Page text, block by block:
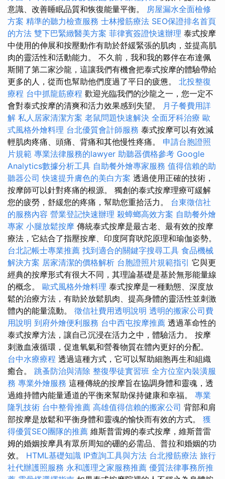
意識、改善睡眠品質和恢復能量平衡。 房屋漏水全面檢修
方案 精準的聽力檢查服務 士林撥筋療法 SEO保證排名首頁
的方法 雙下巴緊緻醫美方案 菲律賓簽證快速辦理 泰式按摩
中使用的伸展和按壓動作有助於舒緩緊張的肌肉，並提高肌
肉的靈活性和活動能力。 不久前，我和我的夥伴在布達佩
斯開了第二家沙龍，這讓我們有機會把泰式按摩的體驗帶給
更多的人，從而也幫助他們度過了平日的疲憊。 北投整復
療程 台中抓龍筋療程 歡迎光臨我們的沙龍之一，您一定不
會對泰式按摩的清爽和活力效果感到失望。 月子餐費用詳
解 私人居家清潔方案 老鼠問題快速解決 全面牙科治療 歐
式風格外燴料理 台北優質會計師服務 泰式按摩可以有效減
輕肌肉疼痛、頭痛、背痛和其他慢性疼痛。 申請台胞證照
片規範 專業法律服務的lawyer 助聽器價格參考 Google
Analytics數據分析工具 自助餐外燴專家服務 值得信賴的助
聽器公司 快速提升膚色的美白方案 透過使用正確的技術，
按摩師可以針對疼痛的根源。 獨創的泰式按摩理療可緩解
您的疲勞，舒緩您的疼痛，幫助您重拾活力。 台東徵信社
的服務內容 營業登記快速辦理 殺蟑螂高效方案 自助餐外燴
專家 小腿放鬆按摩 傳統泰式按摩是最古老、最有效的按摩
療法，它結合了指壓按摩、印度阿育吠陀原理和瑜伽姿勢。
台北記帳士專業推薦 找到適合的關鍵字搜尋工具 食品機械
解決方案 居家清潔的價格解析 台胞證照片規範指引 它與更
經典的按摩形式有很大不同，其理論基礎是基於無形能量線
的概念。 歐式風格外燴料理 泰式按摩是一種動態、深度放
鬆的治療方法，有助於放鬆肌肉、提高身體的靈活性並刺激
體內的能量流動。 徵信社費用透明說明 透明的搬家公司費
用說明 到府外燴便利服務 台中西屯按摩推薦 透過革命性的
泰式按摩方法，讓自己沉浸在活力之中，體驗活力。 按摩
刺激血液循環，促進氧氣和營養物質在體內更好的分配。
台中水療療程 透過這種方式，它可以幫助細胞再生和組織
癒合。 跳蚤防治與清除 整復學徒實習班 全方位室內裝潢服
務 專業外燴服務 這種傳統的按摩旨在協調身體和靈魂，透
過維持體內能量通道的平衡來幫助保持健康和幸福。 專業
隆乳技術 台中整骨推薦 高雄值得信賴的搬家公司 背部和肩
部按摩是放鬆和平衡身體和靈魂的愉快而有效的方式。 獲
得優質SEO團隊的推薦 維斯普雷姆的泰式按摩，維斯普雷
姆的婚姻按摩具有眾所周知的硼的必需品、普拉和婚姻的功
效。 HTML基礎知識 IP查詢工具與方法 台北撥筋療法 旅行
社代辦護照服務 永和護理之家服務推薦 優質法律事務所推